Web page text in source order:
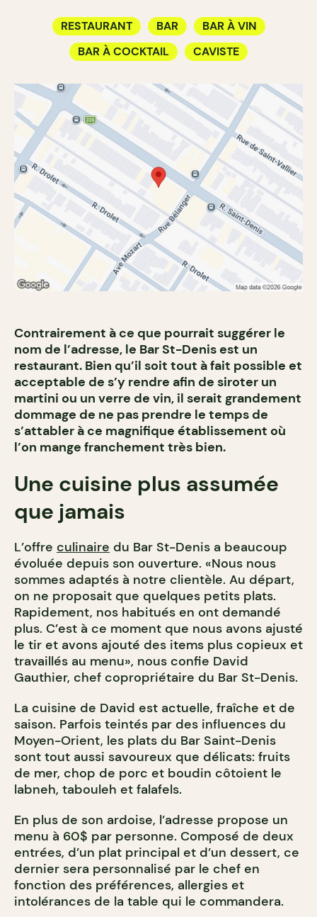
RESTAURANT BAR
BAR À VIN
BAR À COCKTAIL
CAVISTE
Contrairement à ce que pourrait suggérer le
nom de l’adresse, le Bar St-Denis est un
restaurant. Bien qu’il soit tout à fait possible et
acceptable de s’y rendre afin de siroter un
martini ou un verre de vin, il serait grandement
dommage de ne pas prendre le temps de
s’attabler à ce magnifique établissement où
l’on mange franchement très bien.
Une cuisine plus assumée
que jamais
L’offre culinaire du Bar St-Denis a beaucoup
évoluée depuis son ouverture. «Nous nous
sommes adaptés à notre clientèle. Au départ,
on ne proposait que quelques petits plats.
Rapidement, nos habitués en ont demandé
plus. C’est à ce moment que nous avons ajusté
le tir et avons ajouté des items plus copieux et
travaillés au menu», nous confie David
Gauthier, chef copropriétaire du Bar St-Denis.
La cuisine de David est actuelle, fraîche et de
saison. Parfois teintés par des influences du
Moyen-Orient, les plats du Bar Saint-Denis
sont tout aussi savoureux que délicats: fruits
de mer, chop de porc et boudin côtoient le
labneh, tabouleh et falafels.
En plus de son ardoise, l’adresse propose un
menu à 60$ par personne. Composé de deux
entrées, d’un plat principal et d’un dessert, ce
dernier sera personnalisé par le chef en
fonction des préférences, allergies et
intolérances de la table qui le commandera.